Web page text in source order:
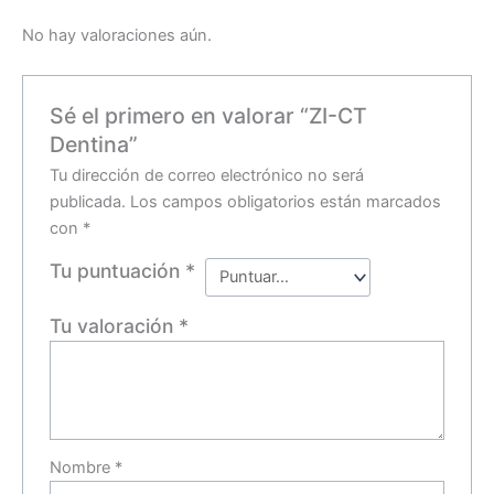
No hay valoraciones aún.
Sé el primero en valorar “ZI-CT
Dentina”
Tu dirección de correo electrónico no será
publicada. Los campos obligatorios están marcados
con *
Tu puntuación *
Tu valoración *
Nombre *